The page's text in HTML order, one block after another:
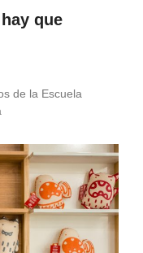
que
de la Escuela